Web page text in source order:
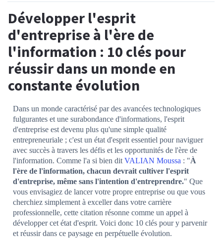
Développer l'esprit
d'entreprise à l'ère de
l'information : 10 clés pour
réussir dans un monde en
constante évolution
Dans un monde caractérisé par des avancées technologiques
fulgurantes et une surabondance d'informations, l'esprit
d'entreprise est devenu plus qu'une simple qualité
entrepreneuriale ; c'est un état d'esprit essentiel pour naviguer
avec succès à travers les défis et les opportunités de l'ère de
l'information. Comme l'a si bien dit VALIAN Moussa : "À
l'ère de l'information, chacun devrait cultiver l'esprit
d'entreprise, même sans l'intention d'entreprendre." Que
vous envisagiez de lancer votre propre entreprise ou que vous
cherchiez simplement à exceller dans votre carrière
professionnelle, cette citation résonne comme un appel à
développer cet état d'esprit. Voici donc 10 clés pour y parvenir
et réussir dans ce paysage en perpétuelle évolution.